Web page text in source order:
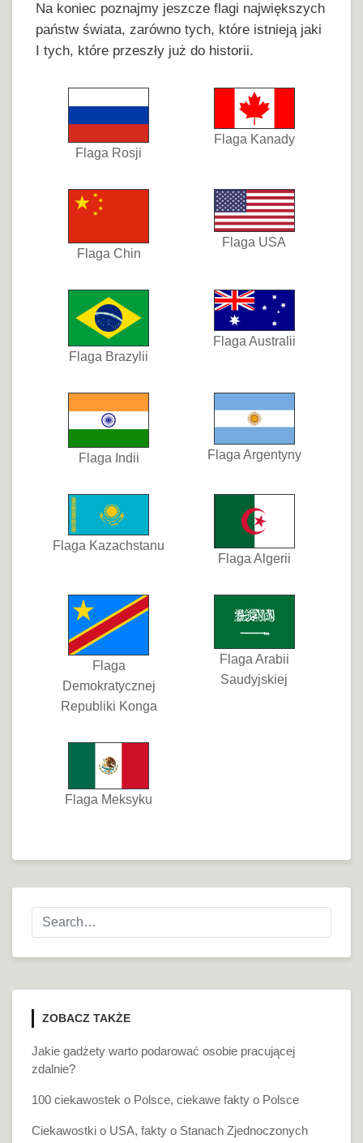
Na koniec poznajmy jeszcze flagi największych
państw świata, zarówno tych, które istnieją jaki
I tych, które przeszły już do historii.
Flaga Rosji
Flaga Kanady
Flaga Chin
Flaga USA
Flaga Brazylii
Flaga Australii
Flaga Indii Flaga Argentyny
Flaga Kazachstanu
Flaga Algerii
Flaga
Demokratycznej
Republiki Konga
Flaga Arabii
Saudyjskiej
Flaga Meksyku
ZOBACZ TAKŻE
Jakie gadżety warto podarować osobie pracującej
zdalnie?
100 ciekawostek o Polsce, ciekawe fakty o Polsce
Ciekawostki o USA, fakty o Stanach Zjednoczonych